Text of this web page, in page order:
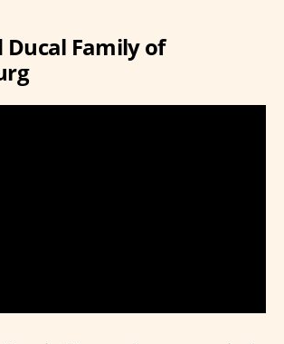
Ducal Family of